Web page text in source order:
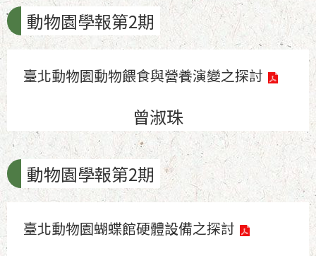
動物園學報第2期
臺北動物園動物餵食與營養演變之探討
曾淑珠
動物園學報第2期
臺北動物園蝴蝶館硬體設備之探討